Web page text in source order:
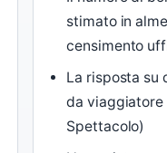
stimato in
censimento
La risposta su
da viaggiatore
Spettacolo)